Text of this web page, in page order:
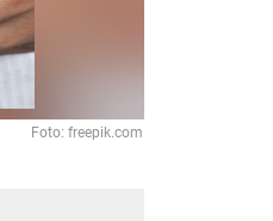
Foto: freepik.com